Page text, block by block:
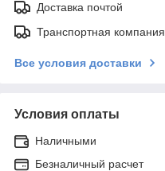
Доставка почтой
Транспортная компания
Все условия доставки
Условия оплаты
Наличными
Безналичный расчет